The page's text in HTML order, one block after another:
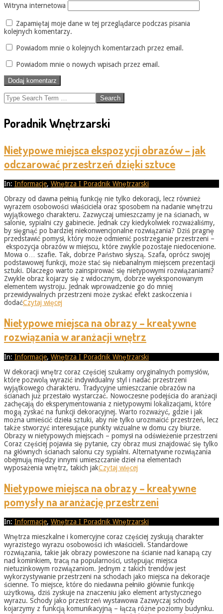
Witryna internetowa
Zapamiętaj moje dane w tej przeglądarce podczas pisania
kolejnych komentarzy.
Powiadom mnie o kolejnych komentarzach przez email.
Powiadom mnie o nowych wpisach przez email.
Search
Poradnik Wnętrzarski
Nietypowe miejsca ekspozycji obrazów – jak
odczarować przestrzeń dzięki sztuce
2026-
31
In: Informacje, Wnętrza I Poradnik Wnętrzarski
Obrazy od dawna pełnią funkcję nie tylko dekoracji, lecz również
wyrazem osobowości właściciela oraz sposobem na nadanie wnętrzu
wyjątkowego charakteru. Zazwyczaj umieszczamy je na ścianach, w
salonie, sypialni czy gabinecie. Jednak czy kiedykolwiek rozważaliśmy,
by sięgnąć po bardziej niekonwencjonalne rozwiązania? Dziś pragnę
przedstawić pomysł, który może odmienić postrzeganie przestrzeni –
ekspozycja obrazów w miejscu, które zwykle pozostaje niedocenione.
Mowa o… szafie. Tak, dobrze Państwo słyszą. Szafa, oprócz swojej
podstawowej funkcji, może stać się niebanalnym miejscem prezentacji
sztuki. Dlaczego warto zainspirować się nietypowymi rozwiązaniami?
Zwykle obraz kojarzy się z widocznym, dobrze wyeksponowanym
elementem wystroju. Jednak wprowadzenie go do mniej
przewidywalnych przestrzeni może zyskać efekt zaskoczenia i
dodaćCzytaj więcej
Nietypowe miejsca na obrazy – kreatywne
rozwiązania w aranżacji wnętrz
2026-
31
In: Informacje, Wnętrza I Poradnik Wnętrzarski
W dekoracji wnętrz coraz częściej szukamy oryginalnych pomysłów,
które pozwolą wyrazić indywidualny styl i nadać przestrzeni
wyjątkowego charakteru. Tradycyjne umieszczanie obrazów na
ścianach już przestało wystarczać. Nowoczesne podejścia do aranżacji
zachęcają do eksperymentowania z nietypowymi lokalizacjami, które
mogą zyskać na funkcji dekoracyjnej. Warto rozważyć, gdzie i jak
można umieścić dzieła sztuki, aby nie tylko urozmaicić przestrzeń, lecz
także stworzyć interesujące punkty wizualne w domu czy biurze.
Obrazy w nietypowych miejscach – pomysł na odświeżenie przestrzeni
Coraz częściej pojawia się pytanie, czy obraz musi znajdować się tylko
na głównych ścianach salonu czy sypialni. Alternatywne rozwiązania
obejmują między innymi umieszczanie dzieł na elementach
wyposażenia wnętrz, takich jakCzytaj więcej
Nietypowe miejsca na obrazy – kreatywne
pomysły na aranżację przestrzeni
2026-
31
In: Informacje, Wnętrza I Poradnik Wnętrzarski
Wnętrza mieszkalne i komercyjne coraz częściej zyskują charakter
wyrazistego wyrazu osobowości ich właścicieli. Standardowe
rozwiązania, takie jak obrazy powieszone na ścianie nad kanapą czy
nad kominkiem, tracą na popularności, ustępując miejsca
nietuzinkowym rozwiązaniom. Jednym z takich trendów jest
wykorzystywanie przestrzeni na schodach jako miejsca na dekoracje
ścienne. To miejsce, które do niedawna pełniło głównie funkcję
użytkową, dziś zyskuje na znaczeniu jako element artystycznego
wyrazu. Schody jako przestrzeń wystawowa Zazwyczaj schody
kojarzymy z funkcją komunikacyjną – łączą różne poziomy budynku.